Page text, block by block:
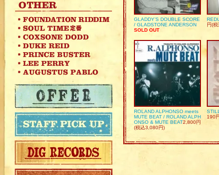
GLADDY’S DOUBLE SCORE
/ GLADSTONE ANDERSON
SOLD OUT
円(
ROLAND ALPHONSO meets
MUTE BEAT / ROLAND ALPH
ONSO & MUTE BEAT2,800円
(税込3,080円)
190